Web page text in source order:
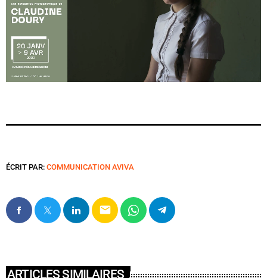
ÉCRIT PAR: COMMUNICATION AVIVA
email
ARTICLES SIMILAIRES